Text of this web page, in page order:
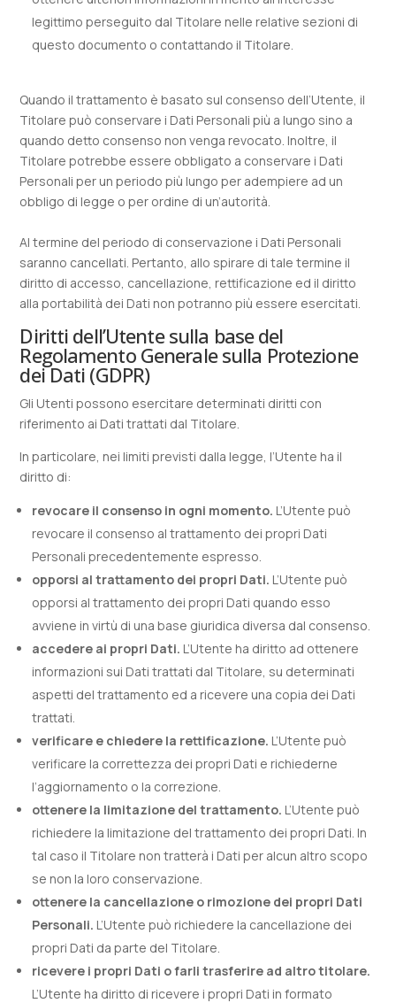
legittimo perseguito dal Titolare nelle relative sezioni di
questo documento o contattando il Titolare.
Quando il trattamento è basato sul consenso dell’Utente, il
Titolare può conservare i Dati Personali più a lungo sino a
quando detto consenso non venga revocato. Inoltre, il
Titolare potrebbe essere obbligato a conservare i Dati
Personali per un periodo più lungo per adempiere ad un
obbligo di legge o per ordine di un’autorità.
Al termine del periodo di conservazione i Dati Personali
saranno cancellati. Pertanto, allo spirare di tale termine il
diritto di accesso, cancellazione, rettificazione ed il diritto
alla portabilità dei Dati non potranno più essere esercitati.
Diritti dell’Utente sulla base del
Regolamento Generale sulla Protezione
dei Dati (GDPR)
Gli Utenti possono esercitare determinati diritti con
riferimento ai Dati trattati dal Titolare.
In particolare, nei limiti previsti dalla legge, l’Utente ha il
diritto di:
revocare il consenso in ogni momento. L’Utente può
revocare il consenso al trattamento dei propri Dati
Personali precedentemente espresso.
opporsi al trattamento dei propri Dati. L’Utente può
opporsi al trattamento dei propri Dati quando esso
avviene in virtù di una base giuridica diversa dal consenso.
accedere ai propri Dati. L’Utente ha diritto ad ottenere
informazioni sui Dati trattati dal Titolare, su determinati
aspetti del trattamento ed a ricevere una copia dei Dati
trattati.
verificare e chiedere la rettificazione. L’Utente può
verificare la correttezza dei propri Dati e richiederne
l’aggiornamento o la correzione.
ottenere la limitazione del trattamento. L’Utente può
richiedere la limitazione del trattamento dei propri Dati. In
tal caso il Titolare non tratterà i Dati per alcun altro scopo
se non la loro conservazione.
ottenere la cancellazione o rimozione dei propri Dati
Personali. L’Utente può richiedere la cancellazione dei
propri Dati da parte del Titolare.
ricevere i propri Dati o farli trasferire ad altro titolare.
L’Utente ha diritto di ricevere i propri Dati in formato